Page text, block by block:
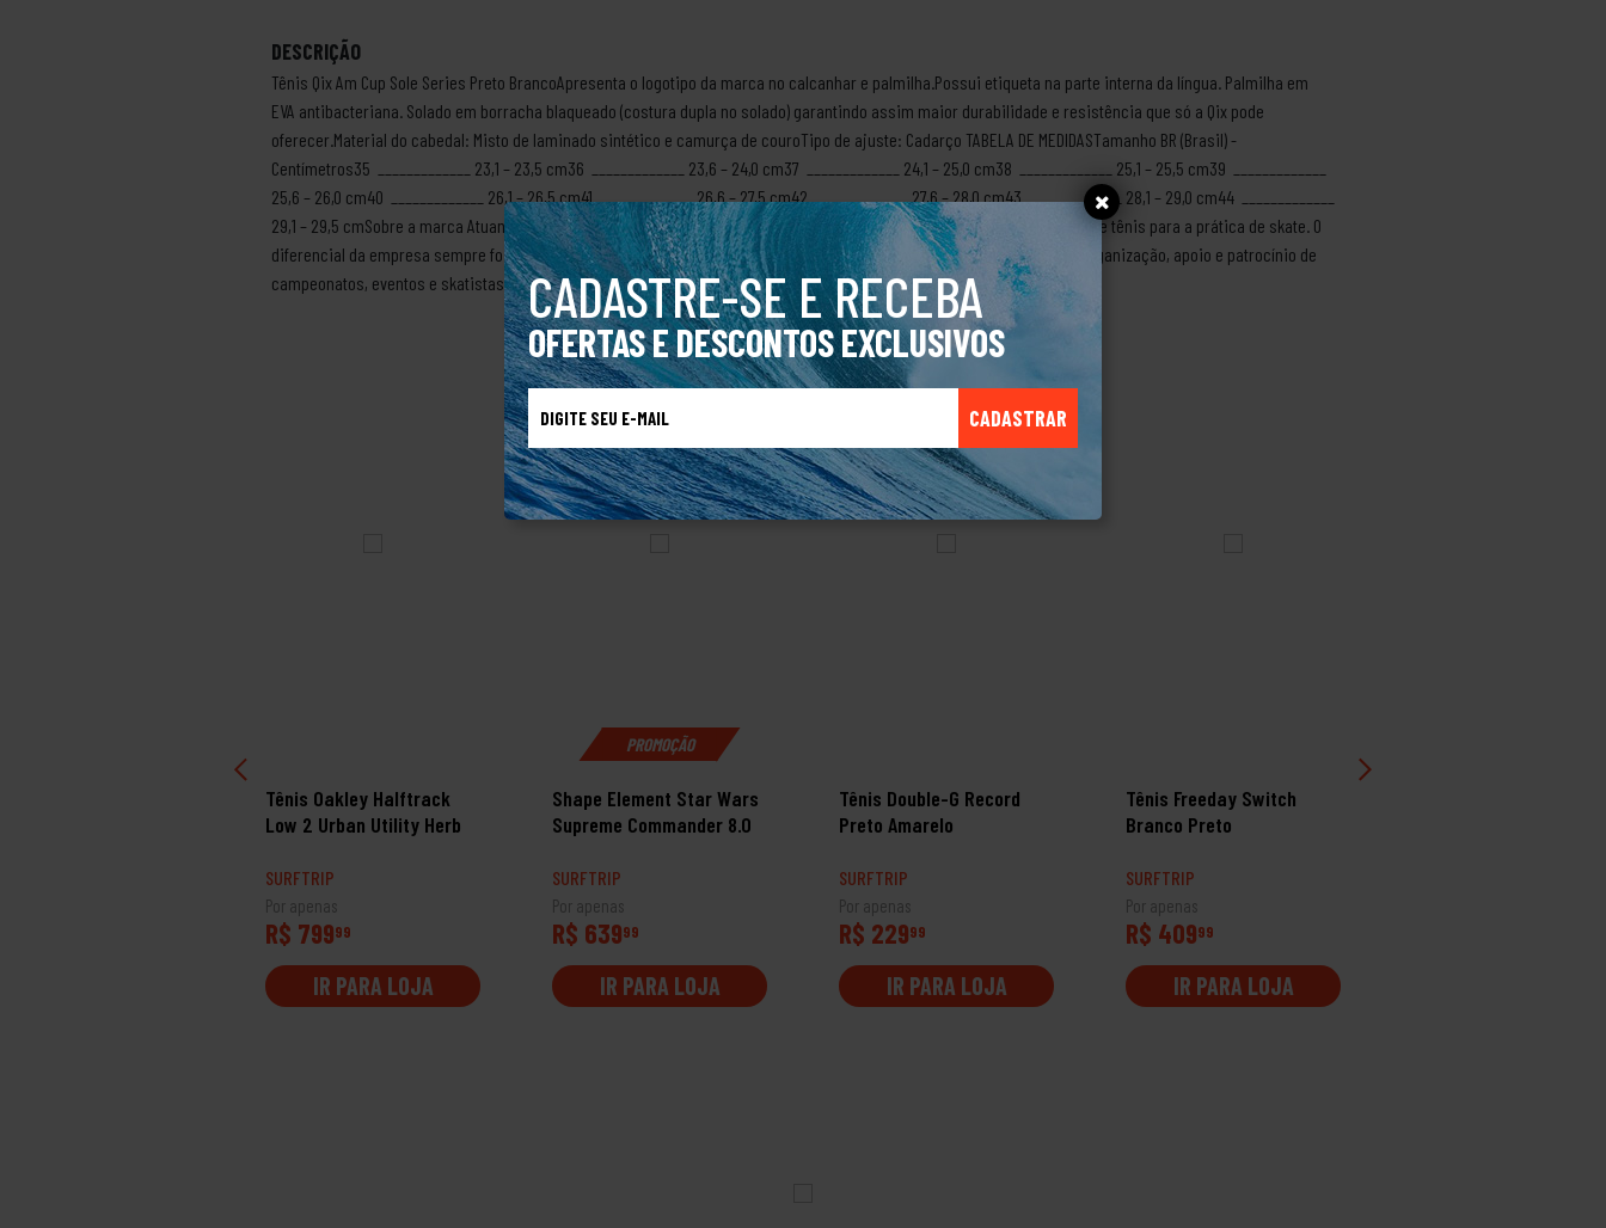
CADASTRE-SE E RECEBA
OFERTAS E DESCONTOS EXCLUSIVOS
CADASTRAR
DESCRIÇÃO
Tênis Qix Am Cup Sole Series Preto BrancoApresenta o logotipo da marca no calcanhar e palmilha.Possui etiqueta na parte interna da língua. Palmilha em
EVA antibacteriana. Solado em borracha blaqueado (costura dupla no solado) garantindo assim maior durabilidade e resistência que só a Qix pode
oferecer.Material do cabedal: Misto de laminado sintético e camurça de couroTipo de ajuste: Cadarço TABELA DE MEDIDASTamanho BR (Brasil) -
Centímetros35 _____________ 23,1 – 23,5 cm36 _____________ 23,6 – 24,0 cm37 _____________ 24,1 – 25,0 cm38 _____________ 25,1 – 25,5 cm39 _____________
25,6 – 26,0 cm40 _____________ 26,1 – 26,5 cm41 _____________ 26,6 – 27,5 cm42 _____________ 27,6 – 28,0 cm43 _____________ 28,1 – 29,0 cm44 _____________
29,1 – 29,5 cmSobre a marca Atuando desde 1991 no mercado calçadista, a QIX International especializou-se na produção de tênis para a prática de skate. O
diferencial da empresa sempre foi a constante preocupação com a qualidade do produto e o incentivo ao skate, com a organização, apoio e patrocínio de
campeonatos, eventos e skatistas. Essa atitude impulsionou a expansão da marca por todo Brasil.Produto Original.
TALVEZ VOCÊ TAMBÉM GOSTE
Tênis Oakley Halftrack
Low 2 Urban Utility Herb
SURFTRIP
Por apenas
R$ 79999
IR PARA LOJA
PROMOÇÃO
Shape Element Star Wars
Supreme Commander 8.0
SURFTRIP
Por apenas
R$ 63999
IR PARA LOJA
Tênis Double-G Record
Preto Amarelo
SURFTRIP
Por apenas
R$ 22999
IR PARA LOJA
Tênis Freeday Switch
Branco Preto
SURFTRIP
Por apenas
R$ 40999
IR PARA LOJA